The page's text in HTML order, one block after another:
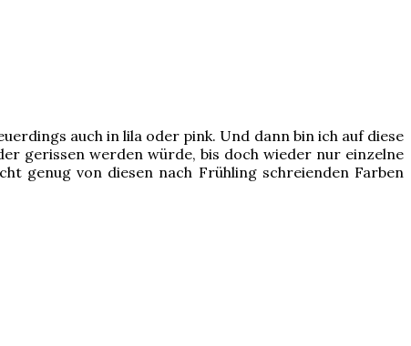
auch in lila oder pink. Und dann bin ich auf diese
gerissen werden würde, bis doch wieder nur einzelne
genug von diesen nach Frühling schreienden Farben